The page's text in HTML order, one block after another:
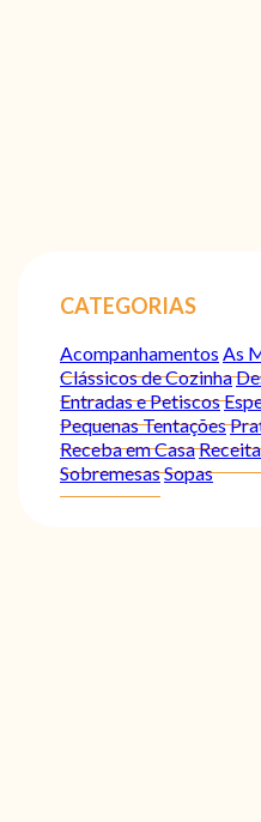
CATEGORIAS
Acompanhamentos As
Clássicos de Cozinha
Entradas e Petiscos
Pequenas Tentações
Receba em Casa
SobremesasSopas